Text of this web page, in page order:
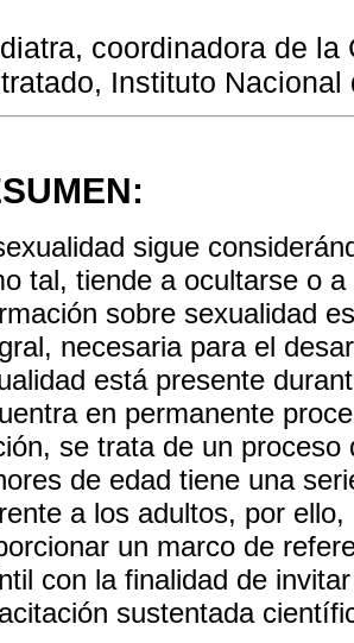
coordinadora de
Instituto
sigue
tal, tiende a ocultarse o
sobre sexualidad
necesaria para el
está presente
en permanente
se trata de un
de edad tiene una
a los adultos, por
un marco de
con la finalidad de
sustentada